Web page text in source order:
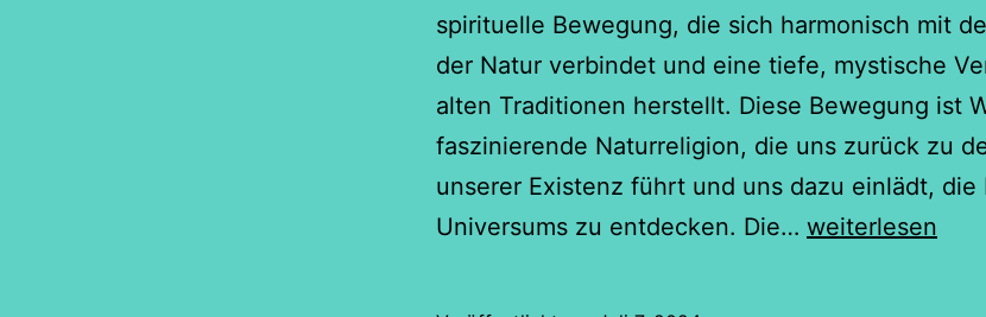
spirituelle Bewegung, die sich harmonisch mit
der Natur verbindet und eine tiefe, mystische
alten Traditionen herstellt. Diese Bewegung ist
faszinierende Naturreligion, die uns zurück zu
unserer Existenz führt und uns dazu einlädt, die
Universums zu entdecken. Die… Wicca:
weiterlesen